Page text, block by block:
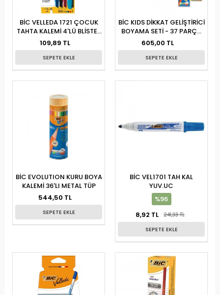
BİC VELLEDA 1721 ÇOCUK
TAHTA KALEMİ 4'LÜ BLİSTER
(3 KALEM+SİLGİ)
109,89 TL
SEPETE EKLE
BİC KIDS DİKKAT GELİŞTİRİCİ
BOYAMA SETİ - 37 PARÇA
YENİ
605,00 TL
SEPETE EKLE
BİC EVOLUTION KURU BOYA
KALEMİ 36'LI METAL TÜP
544,50 TL
SEPETE EKLE
BİC VEL1701 TAH KAL
YUV.UC
%96
8,92 TL
241,33 TL
SEPETE EKLE